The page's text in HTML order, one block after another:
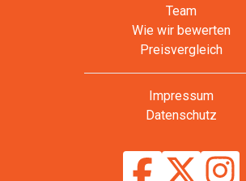
Team
Wie wir bewerten
Preisvergleich
Impressum
Datenschutz